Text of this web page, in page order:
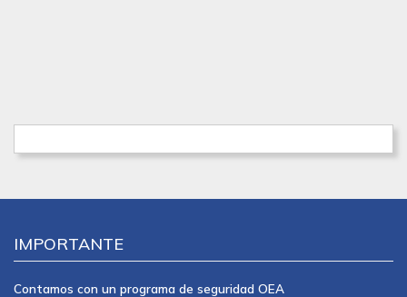
IMPORTANTE
Contamos con un programa de seguridad OEA